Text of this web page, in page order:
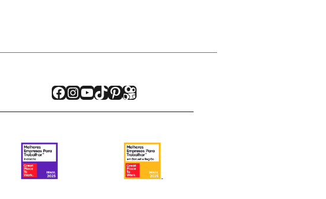
Facebook
Instagram
Youtube
TikTok
Pinterest
Kwai